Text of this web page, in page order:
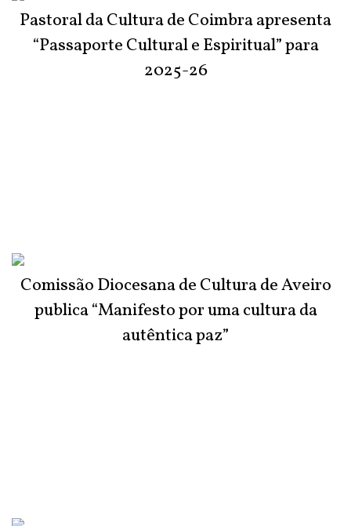
Pastoral da Cultura de Coimbra apresenta
“Passaporte Cultural e Espiritual” para
2025-26
Comissão Diocesana de Cultura de Aveiro
publica “Manifesto por uma cultura da
autêntica paz”